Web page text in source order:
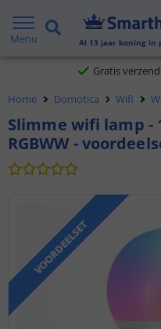
Menu Al 13 jaar koning in
2
Gratis
Voor 23:45
Home Domotica Wifi
Slimme wifi lamp -
RGBWW -
VOORDEELSET